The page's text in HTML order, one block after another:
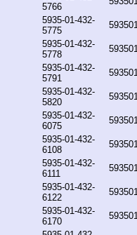
5766
5935-01-432-
5775
5935-01-432-
5778
5935-01-432-
5791
5935-01-432-
5820
5935-01-432-
6075
5935-01-432-
6108
5935-01-432-
6111
5935-01-432-
6122
5935-01-432-
6170